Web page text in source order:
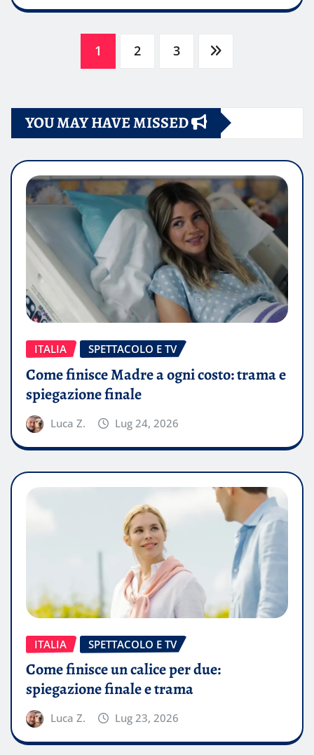
Paginazione
articoli
1 2 3
YOU MAY HAVE MISSED
ITALIA SPETTACOLO E TV
Come finisce Madre a ogni costo: trama e
spiegazione finale
Luca Z. Lug 24, 2026
ITALIA SPETTACOLO E TV
Come finisce un calice per due:
spiegazione finale e trama
Luca Z. Lug 23, 2026